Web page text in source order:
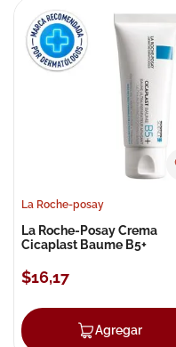
La Roche-posay
La Roche-Posay Crema
Cicaplast Baume B5+
$16,17
Agregar